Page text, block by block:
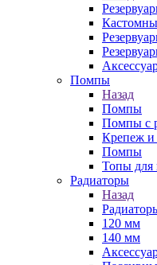
Помпы
Назад
Помпы
Помпы с
Крепеж и
Помпы
Топы для
Радиаторы
Назад
120 мм
140 мм